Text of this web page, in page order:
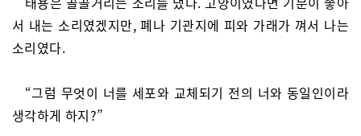
서 내는 소리였겠지만, 폐나 기관지에 피와 가래가 껴서 나는
소리였다.
“그럼 무엇이 너를 세포와 교체되기 전의 너와 동일인이라
생각하게 하지?”